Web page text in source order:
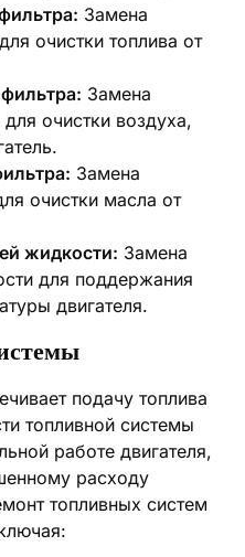
Замена
очистки топлива от
Замена
очистки воздуха,
Замена
очистки масла от
жидкости: Замена
для поддержания
двигателя.
подачу топлива
топливной системы
работе двигателя,
расходу
топливных систем